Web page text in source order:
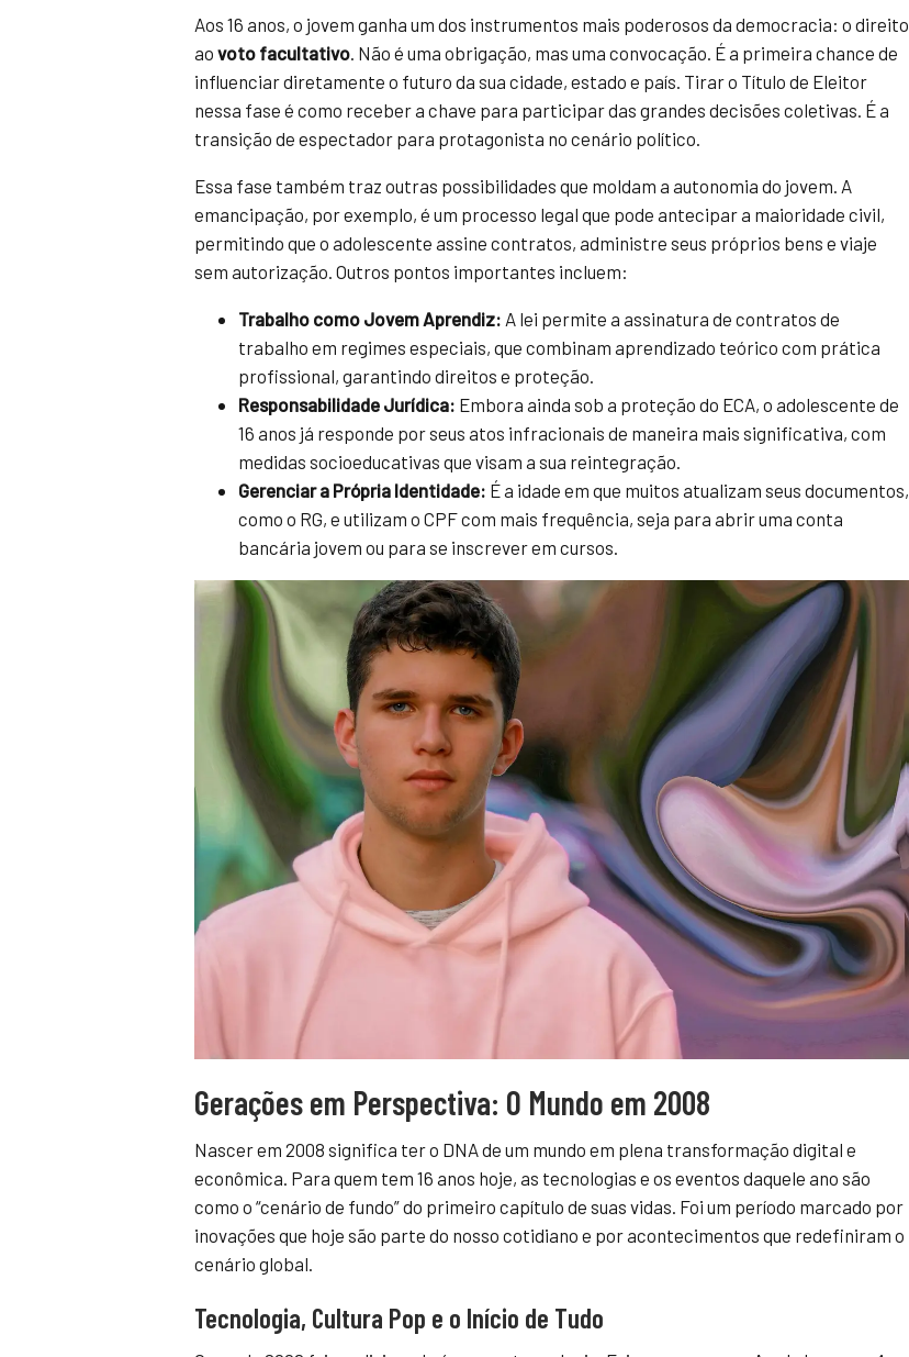
Aos 16 anos, o jovem ganha um dos instrumentos mais poderosos da democracia: o direito
ao voto facultativo. Não é uma obrigação, mas uma convocação. É a primeira chance de
influenciar diretamente o futuro da sua cidade, estado e país. Tirar o Título de Eleitor
nessa fase é como receber a chave para participar das grandes decisões coletivas. É a
transição de espectador para protagonista no cenário político.
Essa fase também traz outras possibilidades que moldam a autonomia do jovem. A
emancipação, por exemplo, é um processo legal que pode antecipar a maioridade civil,
permitindo que o adolescente assine contratos, administre seus próprios bens e viaje
sem autorização. Outros pontos importantes incluem:
Trabalho como Jovem Aprendiz: A lei permite a assinatura de contratos de
trabalho em regimes especiais, que combinam aprendizado teórico com prática
profissional, garantindo direitos e proteção.
Responsabilidade Jurídica: Embora ainda sob a proteção do ECA, o adolescente de
16 anos já responde por seus atos infracionais de maneira mais significativa, com
medidas socioeducativas que visam a sua reintegração.
Gerenciar a Própria Identidade: É a idade em que muitos atualizam seus documentos,
como o RG, e utilizam o CPF com mais frequência, seja para abrir uma conta
bancária jovem ou para se inscrever em cursos.
Gerações em Perspectiva: O Mundo em 2008
Nascer em 2008 significa ter o DNA de um mundo em plena transformação digital e
econômica. Para quem tem 16 anos hoje, as tecnologias e os eventos daquele ano são
como o “cenário de fundo” do primeiro capítulo de suas vidas. Foi um período marcado por
inovações que hoje são parte do nosso cotidiano e por acontecimentos que redefiniram o
cenário global.
Tecnologia, Cultura Pop e o Início de Tudo